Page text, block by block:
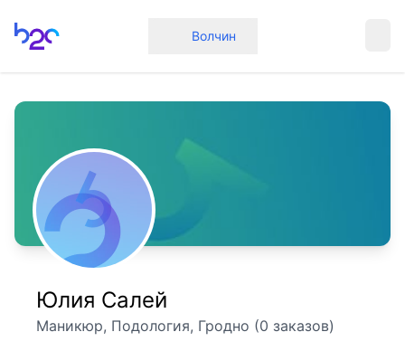
Главная Волчин
Юлия Салей
Маникюр, Подология, Гродно (0 заказов)